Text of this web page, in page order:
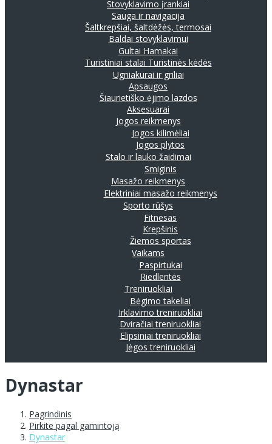
Stovyklavimo įrankiai
Sauga ir navigacija
Šaltkrepšiai, šaltdėžės, termosai
Baldai stovyklavimui
Gultai Hamakai
Turistiniai stalai Turistinės kėdės
Ugniakurai ir griliai
Apsaugos
Šiaurietiško ėjimo lazdos
Aksesuarai
Jogos reikmenys
Jogos kilimėliai
Jogos plytos
Stalo ir lauko žaidimai
Smiginis
Masažo reikmenys
Elektriniai masažo reikmenys
Sporto rūšys
Fitnesas
Krepšinis
Žiemos sportas
Vaikams
Paspirtukai
Riedlentės
Treniruokliai
Bėgimo takeliai
Irklavimo treniruokliai
Dviračiai treniruokliai
Elipsiniai treniruokliai
Jėgos treniruokliai
Dynastar
Pagrindinis
Pirkite pagal gamintoją
Dynastar